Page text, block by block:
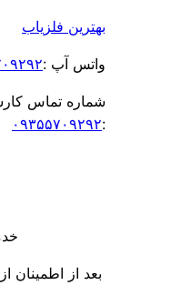
۰۹۳۵۵۷۰۹۲۹۲
تماس کارشناسان فروش
خدمات پس از
اطمینان از اصالت و